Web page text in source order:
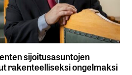
sijoitusasuntojen
rakenteelliseksi ongelmaksi